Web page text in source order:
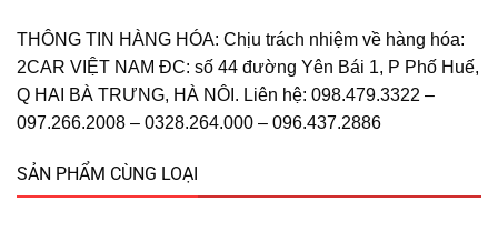
THÔNG TIN HÀNG HÓA: Chịu trách nhiệm về hàng hóa:
2CAR VIỆT NAM ĐC: số 44 đường Yên Bái 1, P Phố Huế,
Q HAI BÀ TRƯNG, HÀ NÔI. Liên hệ: 098.479.3322 –
097.266.2008 – 0328.264.000 – 096.437.2886
SẢN PHẨM CÙNG LOẠI